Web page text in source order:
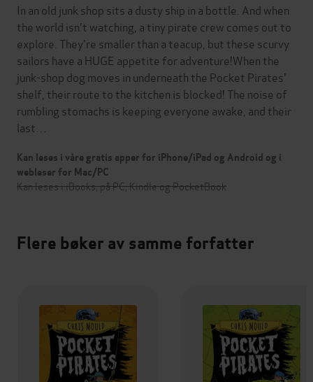
In an old junk shop sits a dusty ship in a bottle. And when
the world isn't watching, a tiny pirate crew comes out to
explore. They're smaller than a teacup, but these scurvy
sailors have a HUGE appetite for adventure!When the
junk-shop dog moves in underneath the Pocket Pirates'
shelf, their route to the kitchen is blocked! The noise of
rumbling stomachs is keeping everyone awake, and their
last…
Kan leses i våre gratis apper for iPhone/iPad og Android og i
webleser for Mac/PC
Kan leses i iBooks, på PC, Kindle og PocketBook
Flere bøker av samme forfatter